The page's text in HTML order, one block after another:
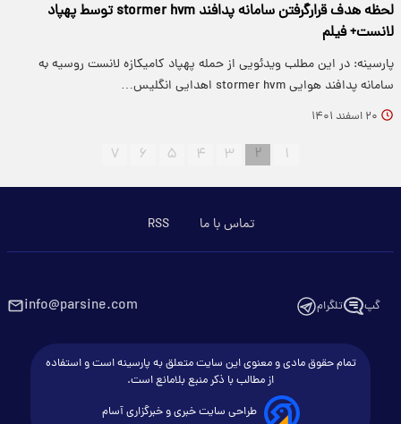
لحظه هدف قرارگرفتن سامانه پدافند stormer hvm توسط پهپاد
لانست+ فیلم
پارسینه: در این مطلب ویدئویی از حمله پهپاد کامیکازه لانست روسیه به
سامانه پدافند هوایی stormer hvm اهدایی انگلیس…
۲۰ اسفند ۱۴۰۱
۱ ۲ ۳ ۴ ۵ ۶ ۷
تماس با ما RSS
گپ تلگرام info@parsine.com
تمام حقوق مادی و معنوی این سایت متعلق به پارسینه است و استفاده
از مطالب با ذکر منبع بلامانع است.
طراحی سایت خبری و خبرگزاری آسام